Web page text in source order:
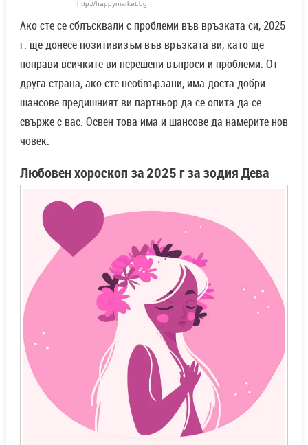
http://happymarket.bg
Ако сте се сблъсквали с проблеми във връзката си, 2025
г. ще донесе позитивизъм във връзката ви, като ще
поправи всичките ви нерешени въпроси и проблеми. От
друга страна, ако сте необвързани, има доста добри
шансове предишният ви партньор да се опита да се
свърже с вас. Освен това има и шансове да намерите нов
човек.
Любовен хороскоп за 2025 г за зодия Дева